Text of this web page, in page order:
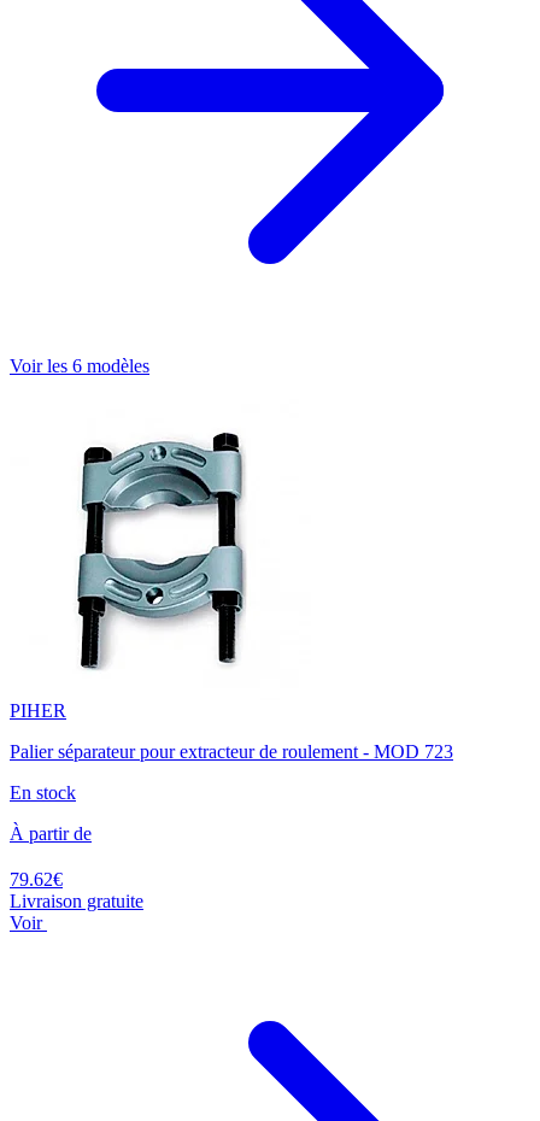
Voir les 6 modèles
PIHER
Palier séparateur pour extracteur de roulement - MOD 723
En stock
À partir de
79.62€
Livraison gratuite
Voir